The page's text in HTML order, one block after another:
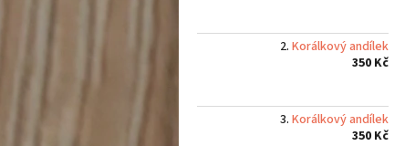
Korálkový andílek
350 Kč
Korálkový andílek
350 Kč